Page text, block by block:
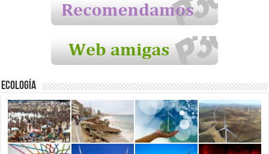
Ecología